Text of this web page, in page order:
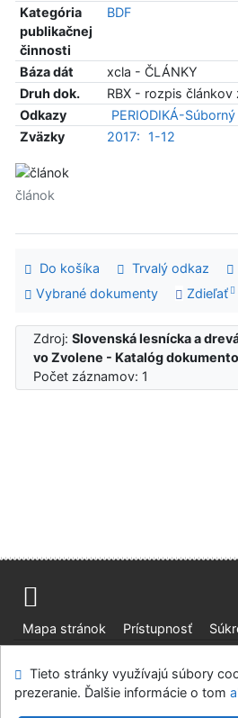
Kategória
publikačnej
činnosti
BDF
Báza dát
xcla - ČLÁNKY
Druh dok.
RBX - rozpis článkov
Odkazy
PERIODIKÁ-
Zväzky
2017: 1-12
článok
Do košíka Trvalý odkaz
Vybrané dokumenty
Zdieľať
Zdroj:Slovenská lesnícka a
vo Zvolene - Katalóg
Počet záznamov: 1
Mapa stránok Prístupnosť
Slovenská lesnícka a drevárska
Tieto stránky využívajú súbory
prezeranie. Ďalšie informácie o tom